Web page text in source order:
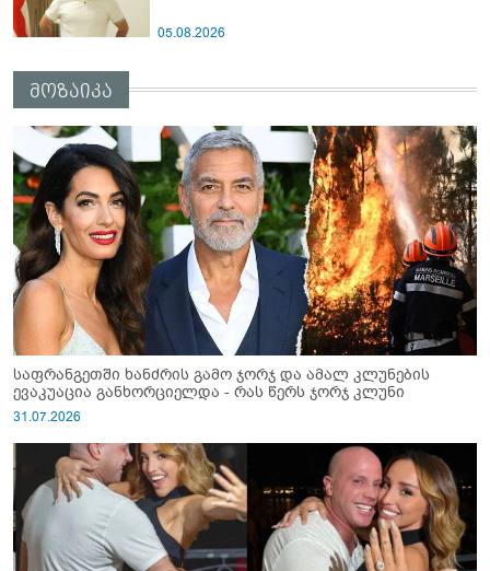
05.08.2026
მოზაიკა
საფრანგეთში ხანძრის გამო ჯორჯ და ამალ კლუნების
ევაკუაცია განხორციელდა - რას წერს ჯორჯ კლუნი
31.07.2026